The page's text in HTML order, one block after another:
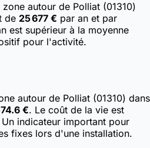
autour de Polliat (01310)
de 25 677 € par an et par
est supérieur à la moyenne
pour l'activité.
autour de Polliat (01310) dans
€. Le coût de la vie est
indicateur important pour
fixes lors d'une installation.